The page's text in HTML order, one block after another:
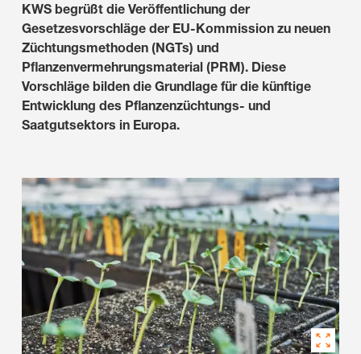
KWS begrüßt die Veröffentlichung der
Gesetzesvorschläge der EU-Kommission zu neuen
Züchtungsmethoden (NGTs) und
Pflanzenvermehrungsmaterial (PRM). Diese
Vorschläge bilden die Grundlage für die künftige
Entwicklung des Pflanzenzüchtungs- und
Saatgutsektors in Europa.